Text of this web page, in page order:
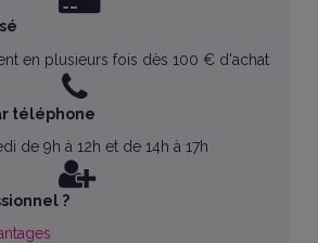
en plusieurs fois dès 100 € d'achat
téléphone
de 9h à 12h et de 14h à 17h
?